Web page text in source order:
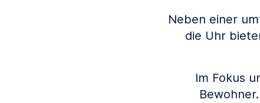
Neben einer
die Uhr
Im Fokus